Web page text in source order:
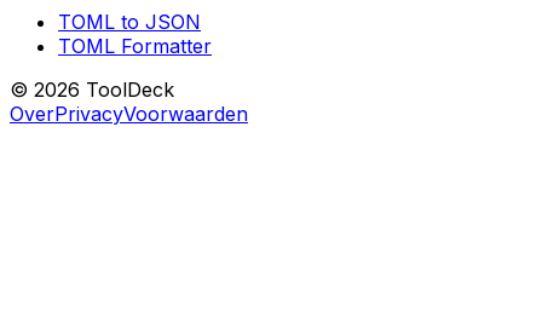
TOML to JSON
TOML Formatter
© 2026 ToolDeck
OverPrivacyVoorwaarden